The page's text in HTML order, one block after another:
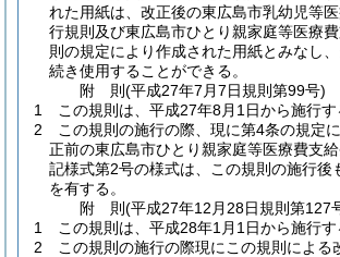
れた用紙は、改正後の東広島市乳幼児等
行規則及び東広島市ひとり親家庭等医療
則の規定により作成された用紙とみなし
続き使用することができる。
附 則(平成27年7月7日規則第99号)
1
この規則は、平成27年8月1日から施行す
2
この規則の施行の際、現に第4条の規定
正前の東広島市ひとり親家庭等医療費支
記様式第2号の様式は、この規則の施行後
を有する。
附 則(平成27年12月28日規則第127
1
この規則は、平成28年1月1日から施行す
2
この規則の施行の際現にこの規則による